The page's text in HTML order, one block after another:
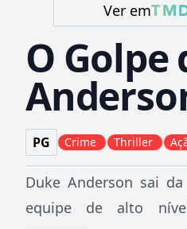
Ver em
O Golpe
PG Crime Thriller
Duke Anderson sai
equipe de alto